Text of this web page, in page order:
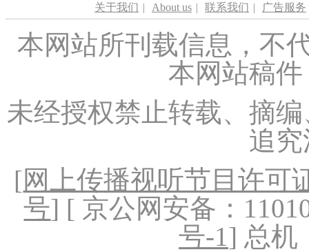
关于我们 | About us | 联系我们 | 广告服务
本网站所刊载信息，不
本网站稿
未经授权禁止转载、摘
追
[网上传播视听节目许可
号] [ 京公网安备：
号-1] 总机